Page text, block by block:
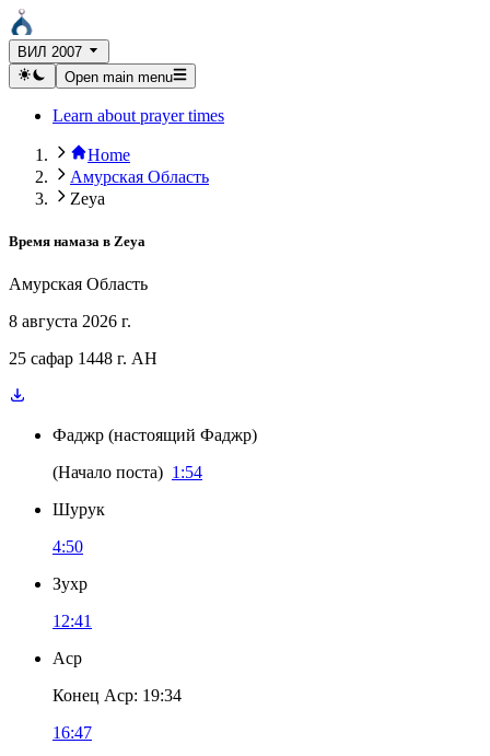
ВИЛ 2007
Open main menu
Learn about prayer times
Home
Амурская Область
Zeya
Время намаза в Zeya
Амурская Область
8 августа 2026 г.
25 сафар 1448 г. AH
Фаджр (настоящий Фаджр)
(Начало поста) 1:54
Шурук
4:50
Зухр
12:41
Аср
Конец Аср: 19:34
16:47